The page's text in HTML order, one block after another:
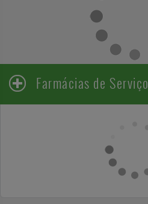
Farmácias de Serviço